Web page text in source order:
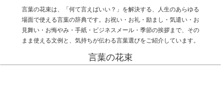
言葉の花束は、「何て言えばいい？」を解決する、人生のあらゆる
場面で使える言葉の辞典です。お祝い・お礼・励まし・気遣い・お
見舞い・お悔やみ・手紙・ビジネスメール・季節の挨拶まで、その
まま使える文例と、気持ちが伝わる言葉選びをご紹介しています。
言葉の花束